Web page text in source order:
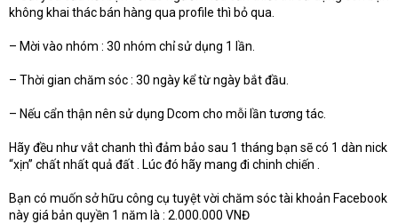
không khai thác bán hàng qua profile thì bỏ qua.
– Mời vào nhóm : 30 nhóm chỉ sử dụng 1 lần.
– Thời gian chăm sóc : 30 ngày kể từ ngày bắt đầu.
– Nếu cẩn thận nên sử dụng Dcom cho mỗi lần tương tác.
Hãy đều như vắt chanh thì đảm bảo sau 1 tháng bạn sẽ có 1 dàn nick
“xịn” chất nhất quả đất . Lúc đó hãy mang đi chinh chiến .
Bạn có muốn sở hữu công cụ tuyệt vời chăm sóc tài khoản Facebook
này giá bản quyền 1 năm là : 2.000.000 VNĐ